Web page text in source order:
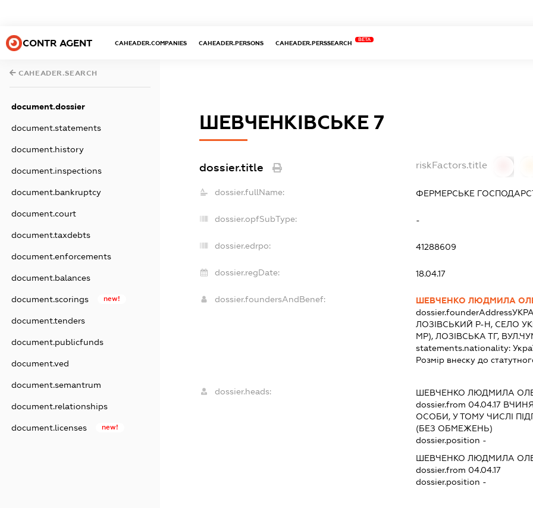
CONTR AGENT CAHEADER.COMPANIES CAHEADER.PERSONS CAHEADER.PERSSEARCH
BETA
CAHEADER.SEARCH
document.dossier
document.statements
document.history
document.inspections
document.bankruptcy
document.court
document.taxdebts
document.enforcements
document.balances
document.scorings new!
document.tenders
document.publicfunds
document.ved
document.semantrum
document.relationships
document.licenses new!
ШЕВЧЕНКІВСЬКЕ 7
dossier.title riskFactors.title
dossier.fullName: ФЕРМЕРСЬКЕ
dossier.opfSubType: -
dossier.edrpo: 41288609
dossier.regDate: 18.04.17
dossier.foundersAndBenef:
ШЕВЧЕНКО ЛЮДМИЛА
dossier.founderAddress
ЛОЗІВСЬКИЙ Р-Н, СЕЛО
МР), ЛОЗІВСЬКА ТГ,
statements.nationality:
Розмір внеску до
dossier.heads: ШЕВЧЕНКО ЛЮДМИЛА
dossier.from 04.04.17
ОСОБИ, У ТОМУ ЧИСЛІ
(БЕЗ ОБМЕЖЕНЬ)
dossier.position -
ШЕВЧЕНКО ЛЮДМИЛА
dossier.from 04.04.17
dossier.position -